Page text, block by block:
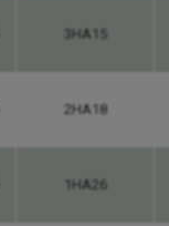
3HA15
2HA18
1HA26